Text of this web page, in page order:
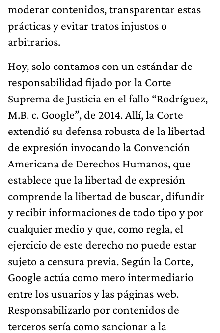
moderar contenidos, transparentar estas
prácticas y evitar tratos injustos o
arbitrarios.
Hoy, solo contamos con un estándar de
responsabilidad fijado por la Corte
Suprema de Justicia en el fallo “Rodríguez,
M.B. c. Google”, de 2014. Allí, la Corte
extendió su defensa robusta de la libertad
de expresión invocando la Convención
Americana de Derechos Humanos, que
establece que la libertad de expresión
comprende la libertad de buscar, difundir
y recibir informaciones de todo tipo y por
cualquier medio y que, como regla, el
ejercicio de este derecho no puede estar
sujeto a censura previa. Según la Corte,
Google actúa como mero intermediario
entre los usuarios y las páginas web.
Responsabilizarlo por contenidos de
terceros sería como sancionar a la